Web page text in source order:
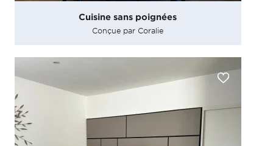
Cuisine sans poignées
Conçue par Coralie